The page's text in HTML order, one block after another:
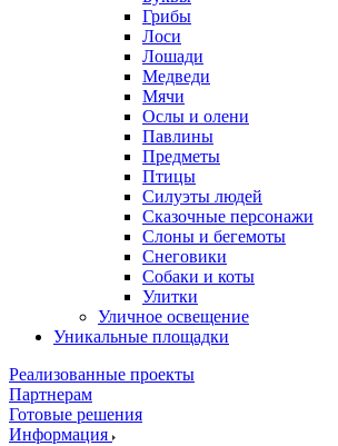
Грибы
Лоси
Лошади
Медведи
Мячи
Ослы и олени
Павлины
Предметы
Птицы
Силуэты людей
Сказочные персонажи
Слоны и бегемоты
Снеговики
Собаки и коты
Улитки
Уличное освещение
Уникальные площадки
Реализованные проекты
Партнерам
Готовые решения
Информация